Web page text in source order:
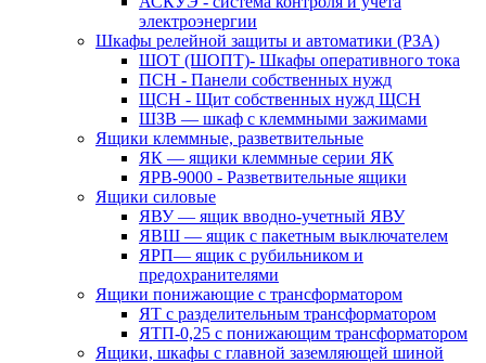
электроэнергии
Шкафы релейной защиты и автоматики (РЗА)
ШОТ (ШОПТ)- Шкафы оперативного тока
ПСН - Панели собственных нужд
ЩСН - Щит собственных нужд ЩСН
ШЗВ — шкаф с клеммными зажимами
Ящики клеммные, разветвительные
ЯК — ящики клеммные серии ЯК
ЯРВ-9000 - Разветвительные ящики
Ящики силовые
ЯВУ — ящик вводно-учетный ЯВУ
ЯВШ — ящик с пакетным выключателем
ЯРП— ящик с рубильником и
предохранителями
Ящики понижающие с трансформатором
ЯТ с разделительным трансформатором
ЯТП-0,25 с понижающим трансформатором
Ящики, шкафы с главной заземляющей шиной